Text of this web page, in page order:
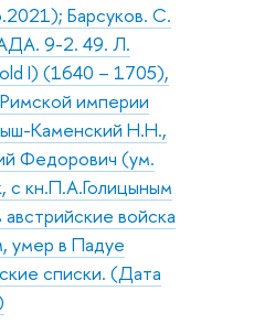
Барсуков. С.
9-2. 49. Л.
I) (1640 – 1705),
империи
Каменский Н.Н.,
Федорович (ум.
с кн.П.А.Голицыным
войска
умер в Падуе
списки. (Дата